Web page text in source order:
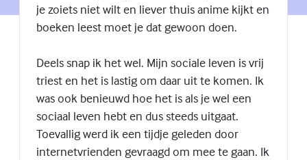
je zoiets niet wilt en liever thuis anime kijkt en
boeken leest moet je dat gewoon doen.
Deels snap ik het wel. Mijn sociale leven is vrij
triest en het is lastig om daar uit te komen. Ik
was ook benieuwd hoe het is als je wel een
sociaal leven hebt en dus steeds uitgaat.
Toevallig werd ik een tijdje geleden door
internetvrienden gevraagd om mee te gaan. Ik